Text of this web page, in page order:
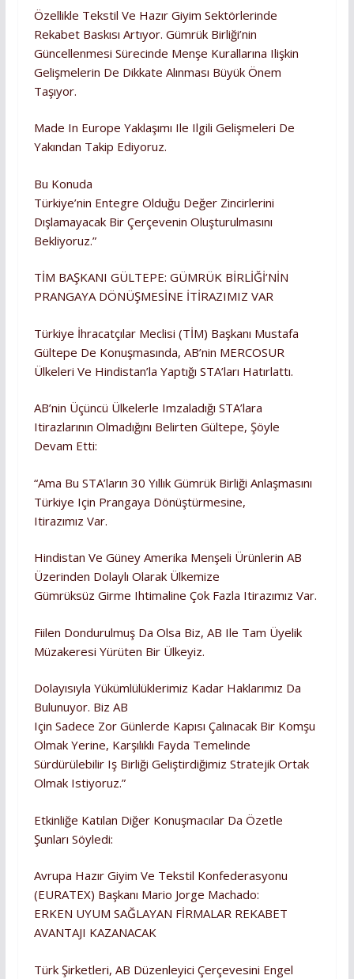
Özellikle Tekstil Ve Hazır Giyim Sektörlerinde
Rekabet Baskısı Artıyor. Gümrük Birliği’nin
Güncellenmesi Sürecinde Menşe Kurallarına Ilişkin
Gelişmelerin De Dikkate Alınması Büyük Önem
Taşıyor.
Made In Europe Yaklaşımı Ile Ilgili Gelişmeleri De
Yakından Takip Ediyoruz.
Bu Konuda
Türkiye’nin Entegre Olduğu Değer Zincirlerini
Dışlamayacak Bir Çerçevenin Oluşturulmasını
Bekliyoruz.”
TİM BAŞKANI GÜLTEPE: GÜMRÜK BİRLİĞİ’NİN
PRANGAYA DÖNÜŞMESİNE İTİRAZIMIZ VAR
Türkiye İhracatçılar Meclisi (TİM) Başkanı Mustafa
Gültepe De Konuşmasında, AB’nin MERCOSUR
Ülkeleri Ve Hindistan’la Yaptığı STA’ları Hatırlattı.
AB’nin Üçüncü Ülkelerle Imzaladığı STA’lara
Itirazlarının Olmadığını Belirten Gültepe, Şöyle
Devam Etti:
“Ama Bu STA’ların 30 Yıllık Gümrük Birliği Anlaşmasını
Türkiye Için Prangaya Dönüştürmesine,
Itirazımız Var.
Hindistan Ve Güney Amerika Menşeli Ürünlerin AB
Üzerinden Dolaylı Olarak Ülkemize
Gümrüksüz Girme Ihtimaline Çok Fazla Itirazımız Var.
Fiilen Dondurulmuş Da Olsa Biz, AB Ile Tam Üyelik
Müzakeresi Yürüten Bir Ülkeyiz.
Dolayısıyla Yükümlülüklerimiz Kadar Haklarımız Da
Bulunuyor. Biz AB
Için Sadece Zor Günlerde Kapısı Çalınacak Bir Komşu
Olmak Yerine, Karşılıklı Fayda Temelinde
Sürdürülebilir Iş Birliği Geliştirdiğimiz Stratejik Ortak
Olmak Istiyoruz.”
Etkinliğe Katılan Diğer Konuşmacılar Da Özetle
Şunları Söyledi:
Avrupa Hazır Giyim Ve Tekstil Konfederasyonu
(EURATEX) Başkanı Mario Jorge Machado:
ERKEN UYUM SAĞLAYAN FİRMALAR REKABET
AVANTAJI KAZANACAK
Türk Şirketleri, AB Düzenleyici Çerçevesini Engel